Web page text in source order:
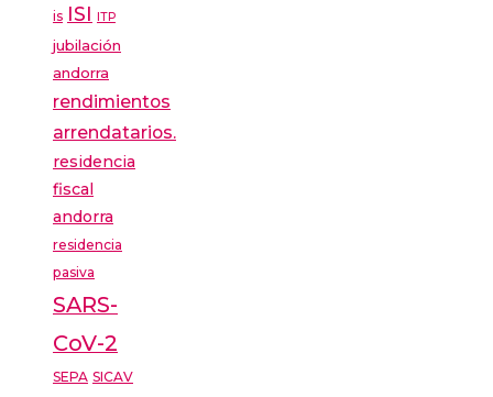
is ISI ITP
jubilación
andorra
rendimientos
arrendatarios.
residencia
fiscal
andorra
residencia
pasiva
SARS-
CoV-2
SEPA SICAV